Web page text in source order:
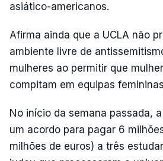
asiático-americanos.
Afirma ainda que a UCLA não
ambiente livre de
mulheres ao permitir que
compitam em equipas
No início da semana passada,
um acordo para pagar 6
milhões de euros) a três